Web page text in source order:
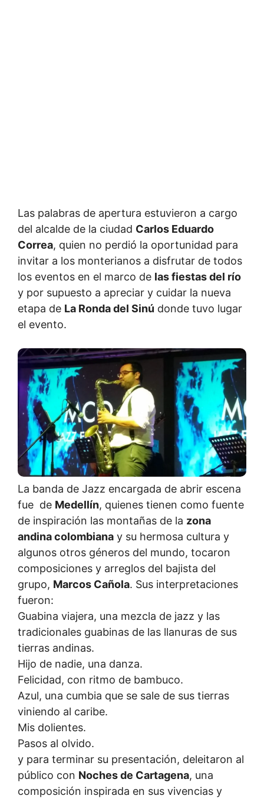
Las palabras de apertura estuvieron a cargo
del alcalde de la ciudad Carlos Eduardo
Correa, quien no perdió la oportunidad para
invitar a los monterianos a disfrutar de todos
los eventos en el marco de las fiestas del río
y por supuesto a apreciar y cuidar la nueva
etapa de La Ronda del Sinú donde tuvo lugar
el evento.
La banda de Jazz encargada de abrir escena
fue de Medellín, quienes tienen como fuente
de inspiración las montañas de la zona
andina colombiana y su hermosa cultura y
algunos otros géneros del mundo, tocaron
composiciones y arreglos del bajista del
grupo, Marcos Cañola. Sus interpretaciones
fueron:
Guabina viajera, una mezcla de jazz y las
tradicionales guabinas de las llanuras de sus
tierras andinas.
Hijo de nadie, una danza.
Felicidad, con ritmo de bambuco.
Azul, una cumbia que se sale de sus tierras
viniendo al caribe.
Mis dolientes.
Pasos al olvido.
y para terminar su presentación, deleitaron al
público con Noches de Cartagena, una
composición inspirada en sus vivencias y